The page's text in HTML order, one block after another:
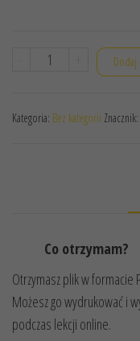
ilość
KOLOROWANKA
JEST
Dodaj
Kategoria: Bez kategorii Znacznik:
Co otrzymam?
Otrzymasz plik w formacie
Możesz go wydrukować i
podczas lekcji online.